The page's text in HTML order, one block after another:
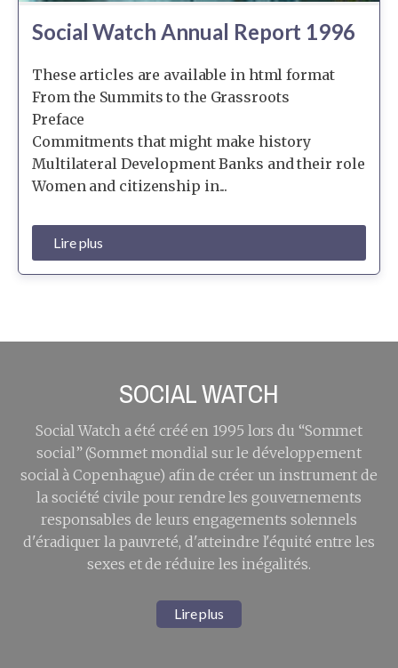
Social Watch Annual Report 1996
These articles are available in html format
From the Summits to the Grassroots
Preface
Commitments that might make history
Multilateral Development Banks and their role
Women and citizenship in...
Lire plus
SOCIAL WATCH
Social Watch a été créé en 1995 lors du “Sommet
social” (Sommet mondial sur le développement
social à Copenhague) afin de créer un instrument de
la société civile pour rendre les gouvernements
responsables de leurs engagements solennels
d'éradiquer la pauvreté, d'atteindre l'équité entre les
sexes et de réduire les inégalités.
Lire plus